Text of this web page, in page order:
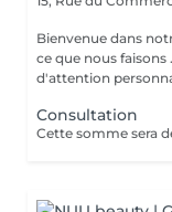
Bienvenue dans
ce que nous
d'attention
Consultation